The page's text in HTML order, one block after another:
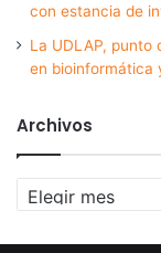
con estancia de
La UDLAP,
en bioinformática
Archivos
Archivos